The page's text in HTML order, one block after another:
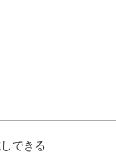
できる